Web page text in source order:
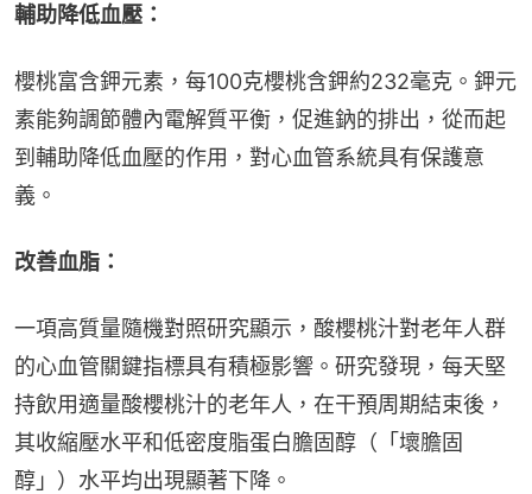
輔助降低血壓：
櫻桃富含鉀元素，每100克櫻桃含鉀約232毫克。鉀元
素能夠調節體內電解質平衡，促進鈉的排出，從而起
到輔助降低血壓的作用，對心血管系統具有保護意
義。
改善血脂：
一項高質量隨機對照研究顯示，酸櫻桃汁對老年人群
的心血管關鍵指標具有積極影響。研究發現，每天堅
持飲用適量酸櫻桃汁的老年人，在干預周期結束後，
其收縮壓水平和低密度脂蛋白膽固醇（「壞膽固
醇」）水平均出現顯著下降。